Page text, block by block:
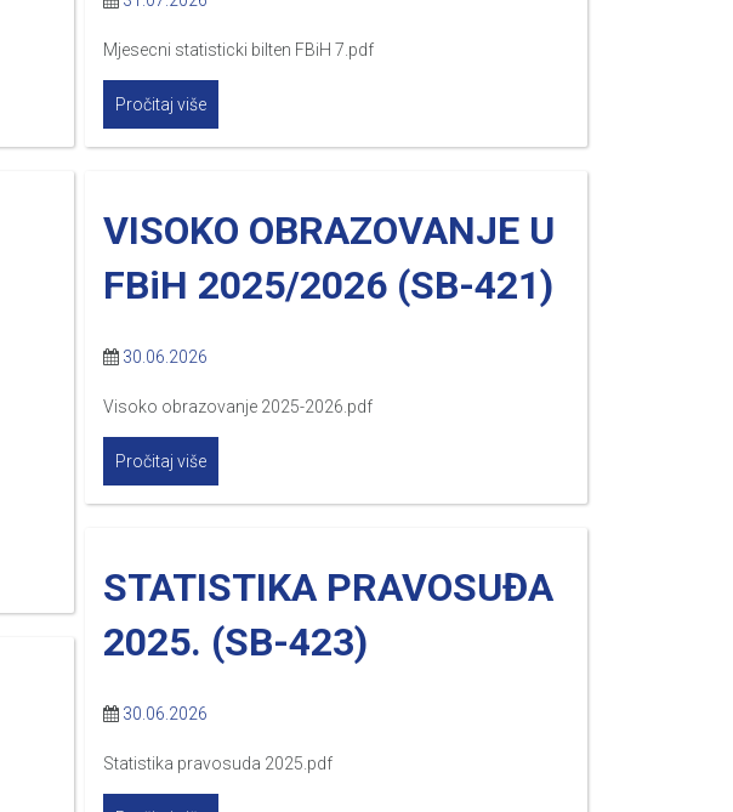
Mjesecni statisticki bilten FBiH 7.pdf
Pročitaj više
VISOKO OBRAZOVANJE U
FBiH 2025/2026 (SB-421)
30.06.2026
Visoko obrazovanje 2025-2026.pdf
Pročitaj više
STATISTIKA PRAVOSUĐA
2025. (SB-423)
30.06.2026
Statistika pravosuda 2025.pdf